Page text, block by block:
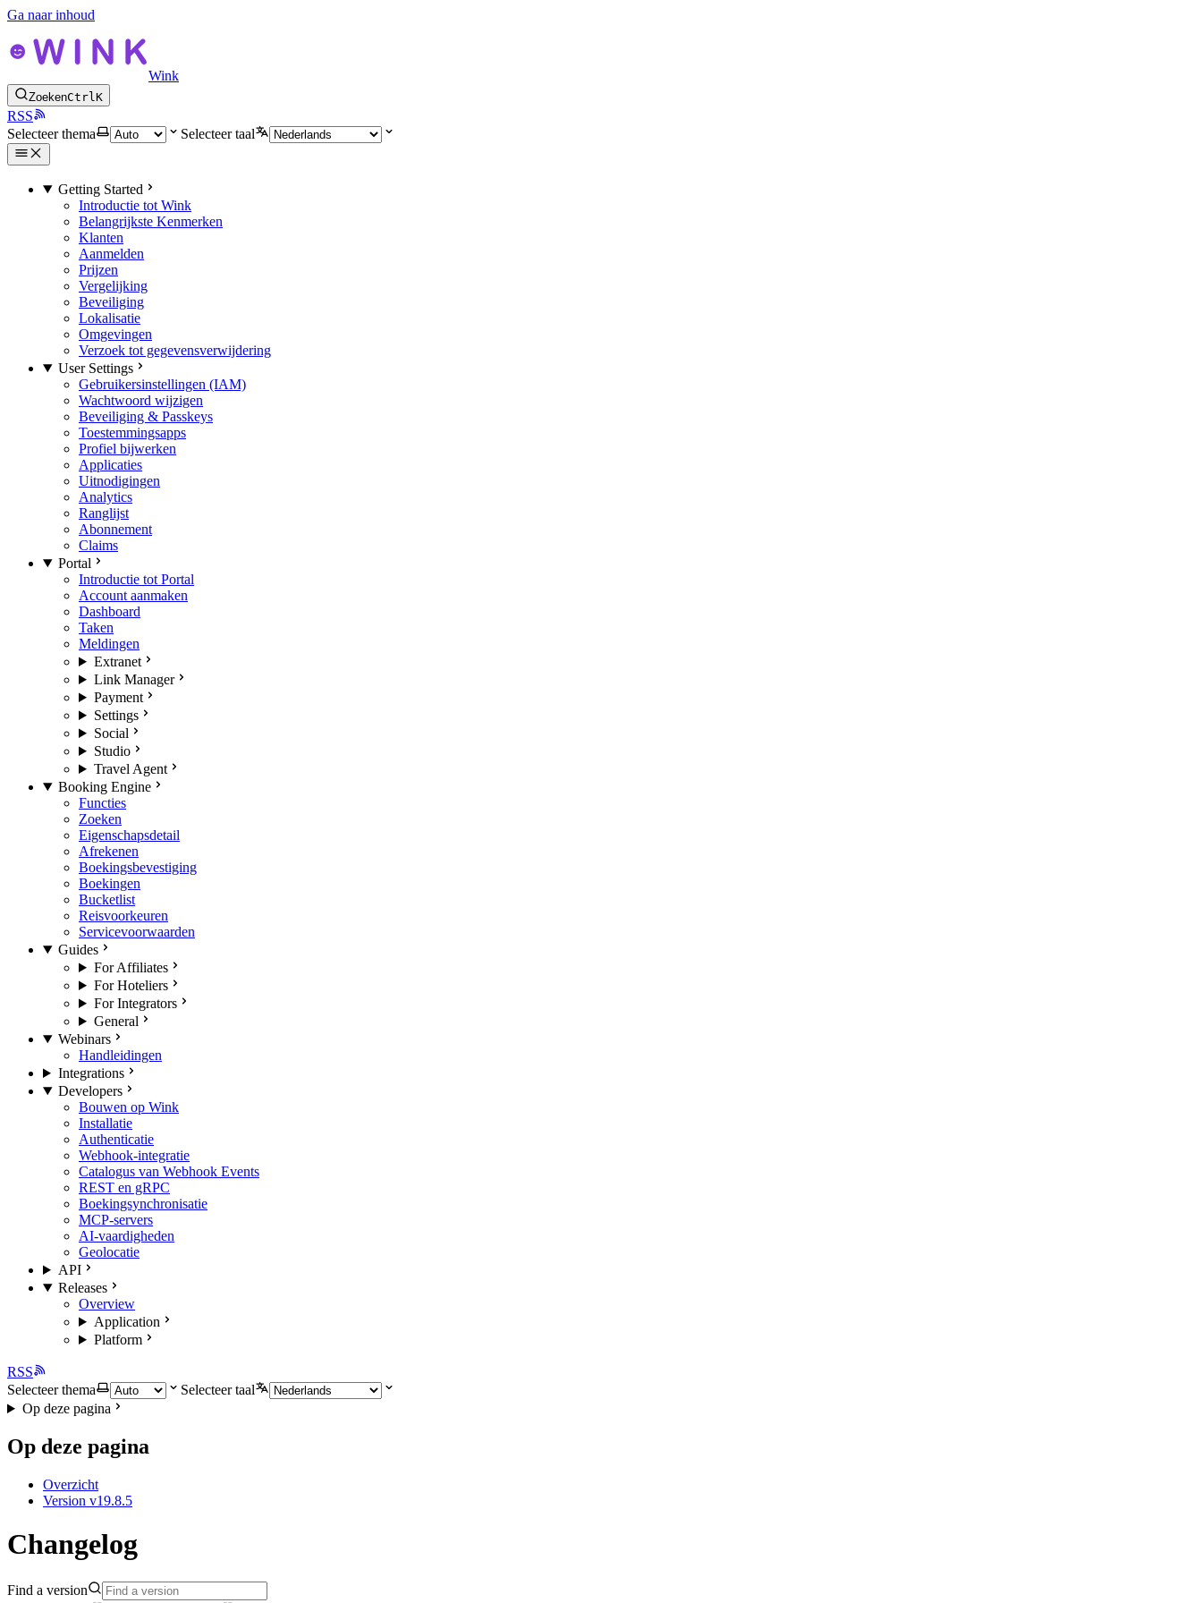
Ga naar inhoud
Wink
ZoekenCtrlK
RSS
Selecteer thema
Selecteer taal
Getting Started
Introductie tot Wink
Belangrijkste Kenmerken
Klanten
Aanmelden
Prijzen
Vergelijking
Beveiliging
Lokalisatie
Omgevingen
Verzoek tot gegevensverwijdering
User Settings
Gebruikersinstellingen (IAM)
Wachtwoord wijzigen
Beveiliging & Passkeys
Toestemmingsapps
Profiel bijwerken
Applicaties
Uitnodigingen
Analytics
Ranglijst
Abonnement
Claims
Portal
Introductie tot Portal
Account aanmaken
Dashboard
Taken
Meldingen
Extranet
Link Manager
Payment
Settings
Social
Studio
Travel Agent
Booking Engine
Functies
Zoeken
Eigenschapsdetail
Afrekenen
Boekingsbevestiging
Boekingen
Bucketlist
Reisvoorkeuren
Servicevoorwaarden
Guides
For Affiliates
For Hoteliers
For Integrators
General
Webinars
Handleidingen
Integrations
Developers
Bouwen op Wink
Installatie
Authenticatie
Webhook-integratie
Catalogus van Webhook Events
REST en gRPC
Boekingsynchronisatie
MCP-servers
AI-vaardigheden
Geolocatie
API
Releases
Overview
Application
Platform
RSS
Selecteer thema
Selecteer taal
Op deze pagina
Op deze pagina
Overzicht
Version v19.8.5
Changelog
Find a version